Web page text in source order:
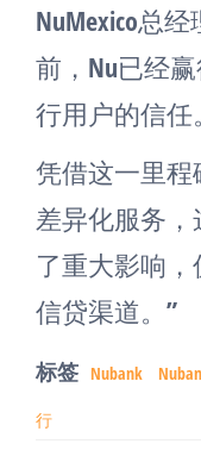
NuMexico总经
前，Nu已经
行用户的信任。
凭借这一里
差异化服务
了重大影响
信贷渠道。”
标签 Nubank
行